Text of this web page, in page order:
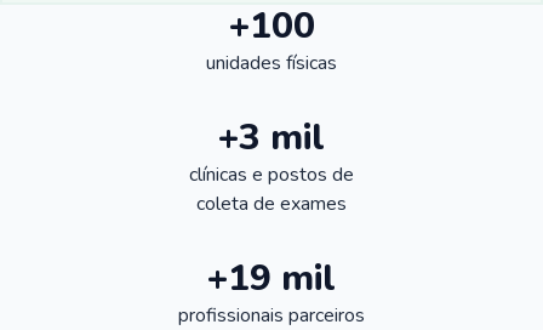
+100
unidades físicas
+3 mil
clínicas e postos de
coleta de exames
+19 mil
profissionais parceiros